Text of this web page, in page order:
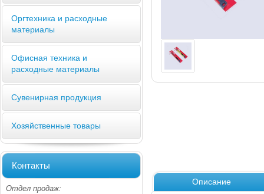
Оргтехника и расходные
материалы
Офисная техника и
расходные материалы
Сувенирная продукция
Хозяйственные товары
Контакты
Отдел продаж:
Описание